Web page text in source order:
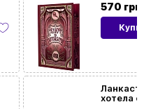
570 грн
хотела